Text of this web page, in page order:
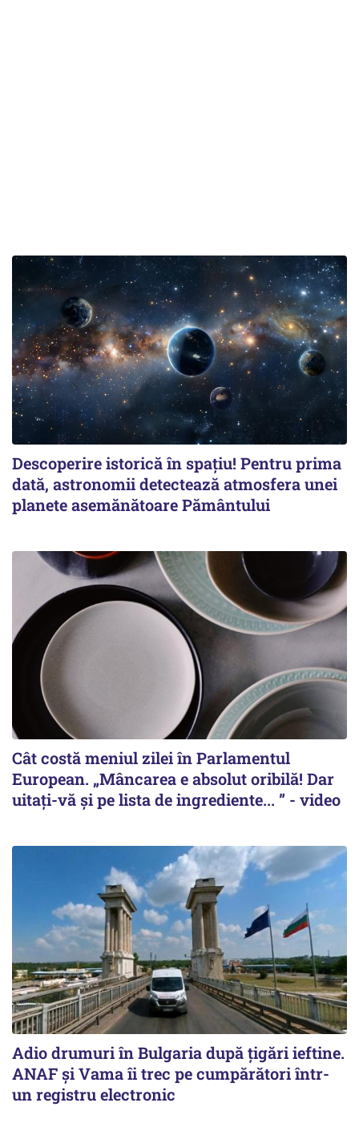
Descoperire istorică în spațiu! Pentru prima
dată, astronomii detectează atmosfera unei
planete asemănătoare Pământului
Cât costă meniul zilei în Parlamentul
European. „Mâncarea e absolut oribilă! Dar
uitați-vă și pe lista de ingrediente... ” - video
Adio drumuri în Bulgaria după țigări ieftine.
ANAF și Vama îi trec pe cumpărători într-
un registru electronic